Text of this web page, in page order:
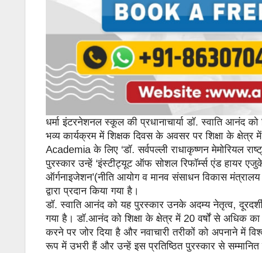
धर्मा इंटरनेशनल स्कूल की प्रधानाचार्या डॉ. स्वाति आनंद
भव्य कार्यक्रम में शिक्षक दिवस के अवसर पर शिक्षा के क्षेत्र
Academia के लिए ‘डॉ. सर्वपल्ली राधाकृष्णन मेमोरियल
पुरस्कार उन्हें ‘इंस्टीट्यूट ऑफ सोशल रिफॉर्म्स एंड हायर
ऑर्गनाइजेशन’(नीति आयोग व मानव संसाधन विकास मंत्रालय
द्वारा प्रदान किया गया है।
डॉ. स्वाति आनंद को यह पुरस्कार उनके अदम्य नेतृत्व,
गया है। डॉ.आनंद को शिक्षा के क्षेत्र में 20 वर्षों से अधिक
करने पर जोर दिया है और नवाचारी तरीकों को अपनाने में
रूप में उभरी हैं और उन्हें इस प्रतिष्ठित पुरस्कार से